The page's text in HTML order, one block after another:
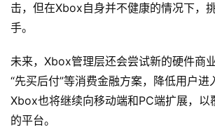
击，但在Xbox自身并不健康的情况下，
手。
未来，Xbox管理层还会尝试新的硬件商
“先买后付”等消费金融方案，降低用户进
Xbox也将继续向移动端和PC端扩展，以
的平台。